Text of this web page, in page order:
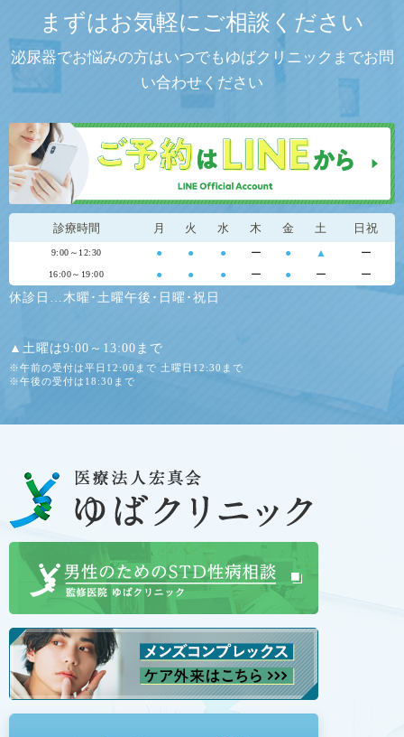
まずはお気軽にご相談ください
泌尿器でお悩みの方はいつでもゆばクリニックまでお問
い合わせください
診療時間 月 火 水 木 金 土 日祝
9:00～12:30 ● ● ● ー ● ▲ ー
16:00～19:00 ● ● ● ー ● ー ー
休診日…木曜･土曜午後･日曜･祝日
▲土曜は9:00～13:00まで
※午前の受付は平日12:00まで 土曜日12:30まで
※午後の受付は18:30まで